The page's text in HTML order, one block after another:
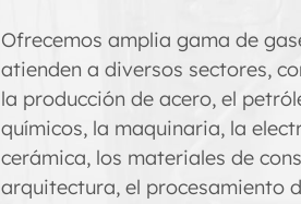
Ofrecemos amplia gama de
atienden a diversos sectores,
la producción de acero, el
químicos, la maquinaria, la
cerámica, los materiales de
arquitectura, el procesamiento